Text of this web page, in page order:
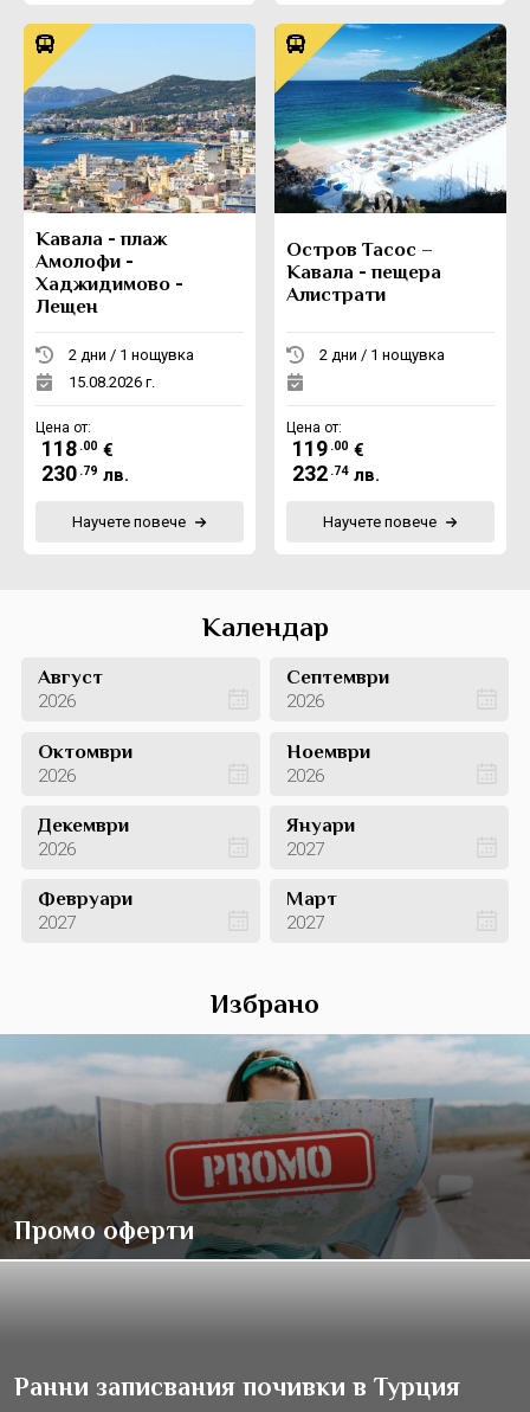
Кавала - плаж
Амолофи -
Хаджидимово -
Лещен
2 дни / 1 нощувка
15.08.2026 г.
Цена от:
118 .00 €
230 .79 лв.
Научете повече
Остров Тасос –
Кавала - пещера
Алистрати
2 дни / 1 нощувка
Цена от:
119 .00 €
232 .74 лв.
Научете повече
Календар
Август
2026
Септември
2026
Октомври
2026
Ноември
2026
Декември
2026
Януари
2027
Февруари
2027
Март
2027
Избрано
Промо оферти
Ранни записвания почивки в Турция